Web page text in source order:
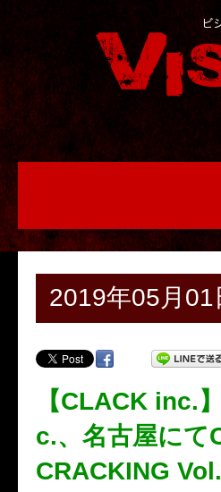
2019年05月01
【CLACK inc.
c.、名古屋にて
CRACKING